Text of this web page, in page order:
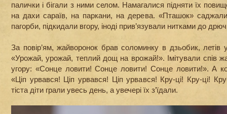
палички і бігали з ними селом. Намагалися підняти їх
на дахи сараїв, на паркани, на дерева. «Пташок» саджали
пагорби, підкидали вгору, іноді прив’язували нитками до
За повір’ям, жайворонок брав соломинку в дзьобик, летів
«Урожай, урожай, теплий дощ на врожай!». Імітували спів
угору: «Сонце ловити! Сонце ловити! Сонце ловити!». А
«Ціп урвався! Ціп урвався! Ціп урвався! Кру-ці! Кру-ці!
тіста діти грали увесь день, а увечері їх з’їдали.